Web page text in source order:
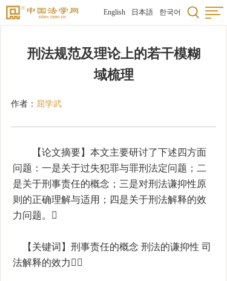
English 日本語 한국어
刑法规范及理论上的若干模糊
域梳理
作者： 屈学武
【论文摘要】本文主要研讨了下述四方面
问题：一是关于过失犯罪与罪刑法定问题；二
是关于刑事责任的概念；三是对刑法谦抑性原
则的正确理解与适用；四是关于刑法解释的效
力问题。
【关键词】刑事责任的概念 刑法的谦抑性 司
法解释的效力